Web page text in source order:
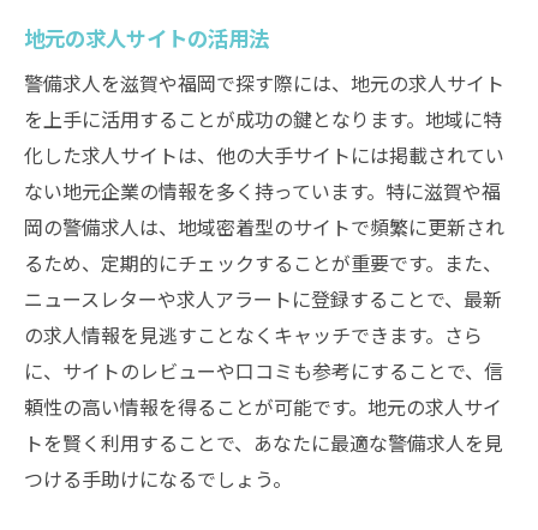
地元の求人サイトの活用法
警備求人を滋賀や福岡で探す際には、地元の求人サイト
を上手に活用することが成功の鍵となります。地域に特
化した求人サイトは、他の大手サイトには掲載されてい
ない地元企業の情報を多く持っています。特に滋賀や福
岡の警備求人は、地域密着型のサイトで頻繁に更新され
るため、定期的にチェックすることが重要です。また、
ニュースレターや求人アラートに登録することで、最新
の求人情報を見逃すことなくキャッチできます。さら
に、サイトのレビューや口コミも参考にすることで、信
頼性の高い情報を得ることが可能です。地元の求人サイ
トを賢く利用することで、あなたに最適な警備求人を見
つける手助けになるでしょう。